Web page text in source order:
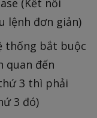
(Kết nối
lệnh đơn giản)
thống bắt buộc
quan đến
3 thì phải
3 đó)